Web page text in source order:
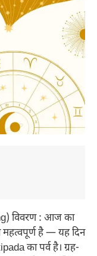
विवरण : आज का
महत्वपूर्ण है — यह दिन
का पर्व है। ग्रह-